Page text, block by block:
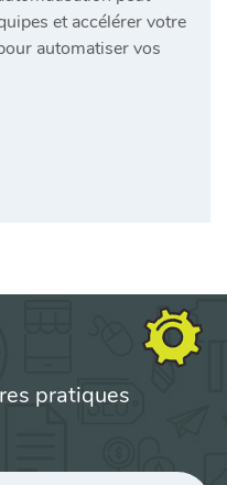
et accélérer votre
automatiser vos
pratiques